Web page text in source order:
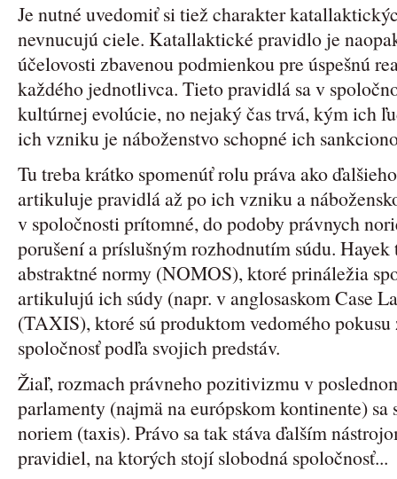
Je nutné uvedomiť si tiež charakter
nevnucujú ciele. Katallaktické pravidlo je
účelovosti zbavenou podmienkou pre úspešnú
každého jednotlivca. Tieto pravidlá sa v
kultúrnej evolúcie, no nejaký čas trvá, kým ich
ich vzniku je náboženstvo schopné ich
Tu treba krátko spomenúť rolu práva ako
artikuluje pravidlá až po ich vzniku a
v spoločnosti prítomné, do podoby právnych
porušení a príslušným rozhodnutím súdu.
abstraktné normy (NOMOS), ktoré prináležia
artikulujú ich súdy (napr. v anglosaskom Case
(TAXIS), ktoré sú produktom vedomého
spoločnosť podľa svojich predstáv.
Žiaľ, rozmach právneho pozitivizmu v
parlamenty (najmä na európskom kontinente)
noriem (taxis). Právo sa tak stáva ďalším
pravidiel, na ktorých stojí slobodná spoločnosť...